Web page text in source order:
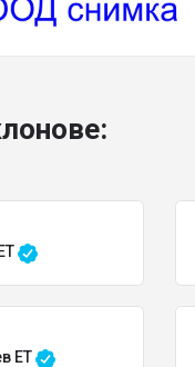
ЕТ